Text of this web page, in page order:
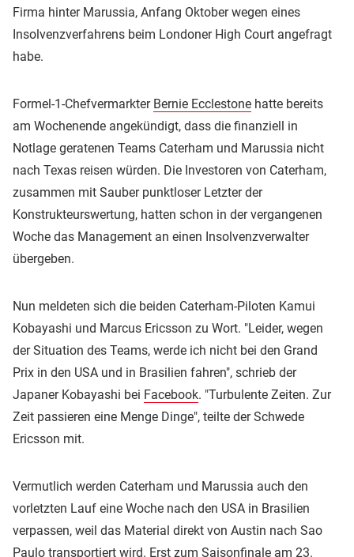
Firma hinter Marussia, Anfang Oktober wegen eines
Insolvenzverfahrens beim Londoner High Court angefragt
habe.
Formel-1-Chefvermarkter Bernie Ecclestone hatte bereits
am Wochenende angekündigt, dass die finanziell in
Notlage geratenen Teams Caterham und Marussia nicht
nach Texas reisen würden. Die Investoren von Caterham,
zusammen mit Sauber punktloser Letzter der
Konstrukteurswertung, hatten schon in der vergangenen
Woche das Management an einen Insolvenzverwalter
übergeben.
Nun meldeten sich die beiden Caterham-Piloten Kamui
Kobayashi und Marcus Ericsson zu Wort. "Leider, wegen
der Situation des Teams, werde ich nicht bei den Grand
Prix in den USA und in Brasilien fahren", schrieb der
Japaner Kobayashi bei Facebook. "Turbulente Zeiten. Zur
Zeit passieren eine Menge Dinge", teilte der Schwede
Ericsson mit.
Vermutlich werden Caterham und Marussia auch den
vorletzten Lauf eine Woche nach den USA in Brasilien
verpassen, weil das Material direkt von Austin nach Sao
Paulo transportiert wird. Erst zum Saisonfinale am 23.